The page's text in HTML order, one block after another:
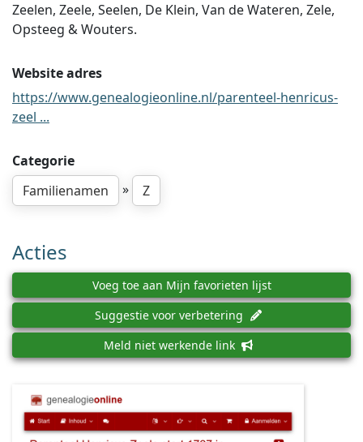
Zeelen, Zeele, Seelen, De Klein, Van de Wateren, Zele,
Opsteeg & Wouters.
Website adres
https://www.genealogieonline.nl/parenteel-henricus-
zeel ...
Categorie
Familienamen
» Z
Acties
Voeg toe aan Mijn favorieten lijst
Suggestie voor verbetering
Meld niet werkende link